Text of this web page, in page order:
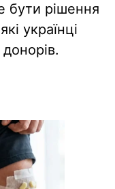
бути рішення
українці